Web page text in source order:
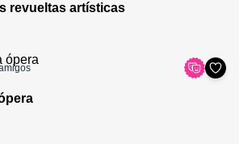
revueltas artísticas